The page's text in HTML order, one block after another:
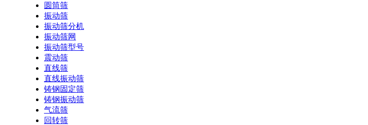
圆筒筛
振动筛
振动筛分机
振动筛网
振动筛型号
震动筛
直线筛
直线振动筛
铸钢固定筛
铸钢振动筛
气流筛
回转筛